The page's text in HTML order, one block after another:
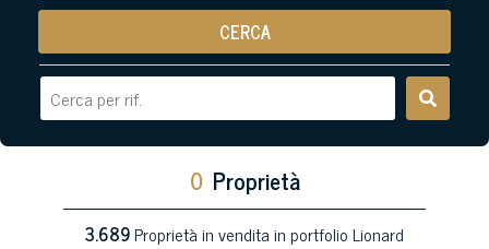
CERCA
0 Proprietà
3.689Proprietà in vendita in portfolio Lionard